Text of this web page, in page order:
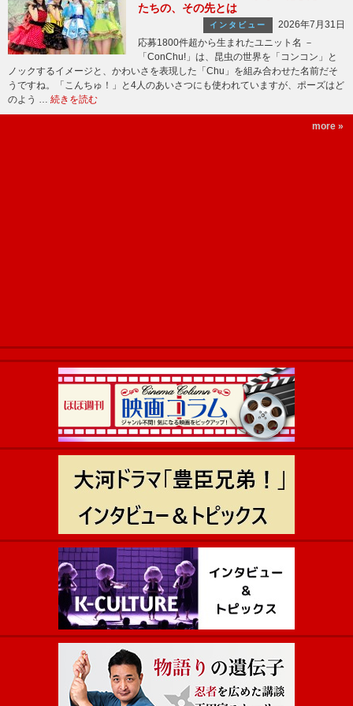
たちの、その先とは
インタビュー
2026年7月31日
応募1800件超から生まれたユニット名 －
「ConChu!」は、昆虫の世界を「コンコン」と
ノックするイメージと、かわいさを表現した「Chu」を組み合わせた名前だそ
うですね。「こんちゅ！」と4人のあいさつにも使われていますが、ポーズはど
のよう … 続きを読む
more »